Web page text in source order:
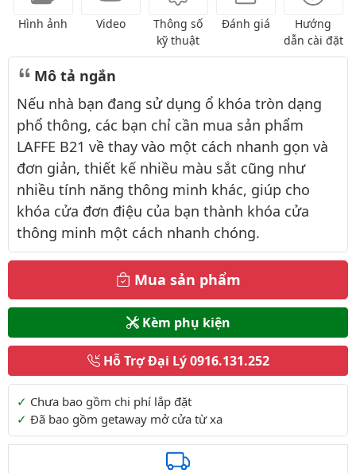
Hình ảnh Video
Thông số
kỹ thuật
Đánh giá
Hướng
dẫn cài đặt
Mô tả ngắn
Nếu nhà bạn đang sử dụng ổ khóa tròn dạng
phổ thông, các bạn chỉ cần mua sản phẩm
LAFFE B21 về thay vào một cách nhanh gọn và
đơn giản, thiết kế nhiều màu sắt cũng như
nhiều tính năng thông minh khác, giúp cho
khóa cửa đơn điệu của bạn thành khóa cửa
thông minh một cách nhanh chóng.
Mua sản phẩm
Kèm phụ kiện
Hỗ Trợ Đại Lý0916.131.252
Thông tin thêm
Chưa bao gồm chi phí lắp đặt
Đã bao gồm getaway mở cửa từ xa